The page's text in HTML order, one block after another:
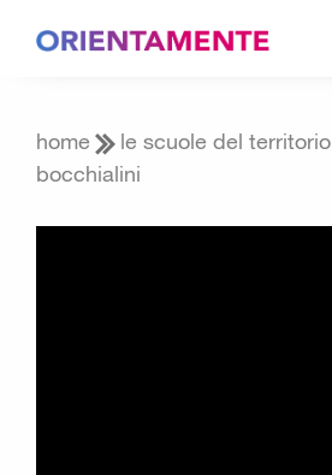
home le scuole del territorio
bocchialini